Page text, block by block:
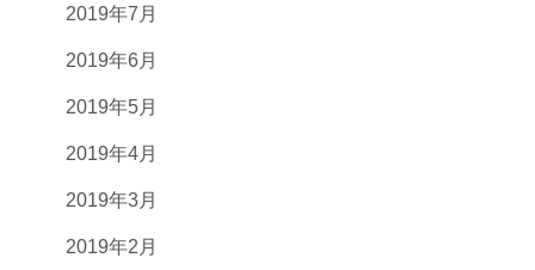
2019年7月
2019年6月
2019年5月
2019年4月
2019年3月
2019年2月